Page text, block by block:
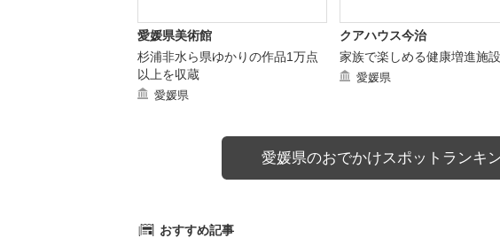
愛媛県美術館
杉浦非水ら県ゆかりの作品1万点
以上を収蔵
愛媛県
クアハウス今治
家族で楽しめる健康増進施設
愛媛県
愛媛県のおでかけスポットランキ
おすすめ記事